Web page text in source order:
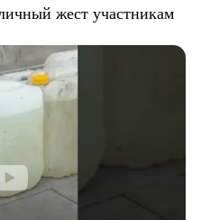
жест участникам